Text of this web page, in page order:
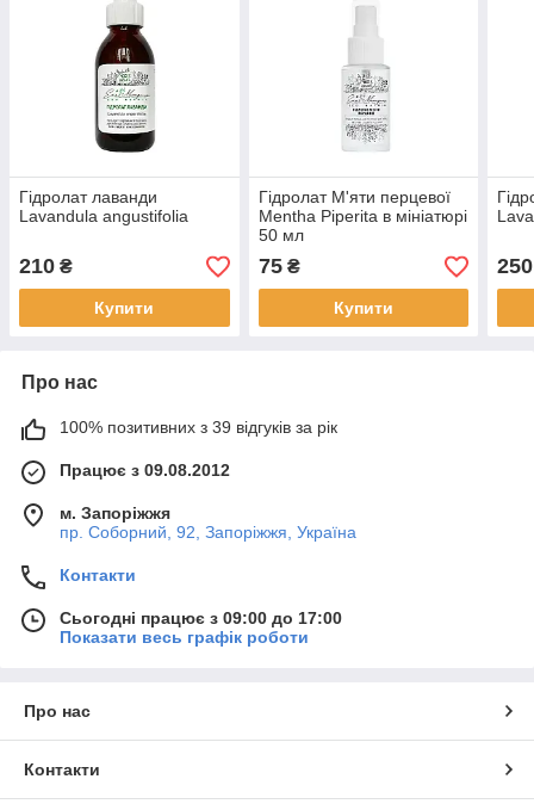
Гідролат лаванди
Lavandula angustifolia
210 ₴
Купити
Гідролат М'яти перцевої
Mentha Piperita в мініатюрі
50 мл
75₴
Купити
250
Про нас
100% позитивних з 39 відгуків за рік
Працює з 09.08.2012
м. Запоріжжя
пр. Соборний, 92, Запоріжжя, Україна
Контакти
Сьогодні працює з 09:00 до 17:00
Показати весь графік роботи
Про нас
Контакти